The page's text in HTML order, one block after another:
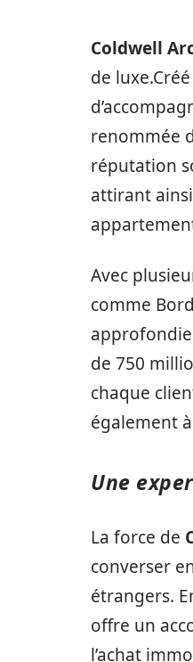
Coldwell
de
renommée
réputation
attirant
Avec
comme
de 750
chaque
également
Une
La force de
converser
étrangers.
offre un
l’achat